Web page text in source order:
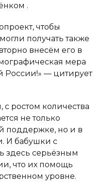
.
чтобы
получать также
внесём его в
мера
России!» — цитирует
ростом количества
не только
поддержке, но и в
И бабушки с
здесь серьёзным
что их помощь
уровне.